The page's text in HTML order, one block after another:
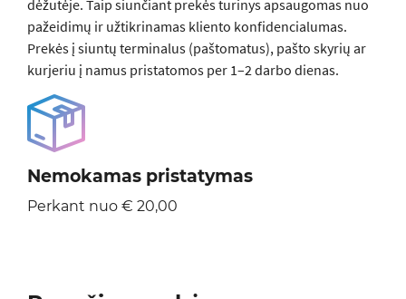
dėžutėje. Taip siunčiant prekės turinys apsaugomas nuo
pažeidimų ir užtikrinamas kliento konfidencialumas.
Prekės į siuntų terminalus (paštomatus), pašto skyrių ar
kurjeriu į namus pristatomos per 1–2 darbo dienas.
Nemokamas pristatymas
Perkant nuo € 20,00